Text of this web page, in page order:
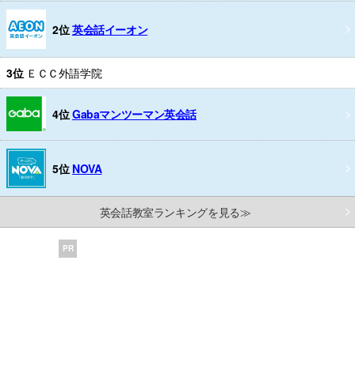
2位英会話イーオン
3位 ＥＣＣ外語学院
4位Gabaマンツーマン英会話
5位 NOVA
英会話教室ランキングを見る≫
PR